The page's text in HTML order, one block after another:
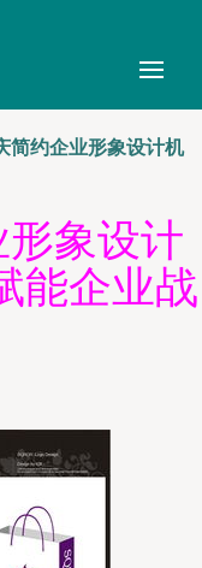
简约企业形象设计机
象设计
能企业战